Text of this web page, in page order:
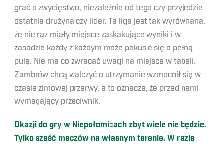
grać o zwycięstwo, niezależnie od tego czy przyjedzie
ostatnia drużyna czy lider. Ta liga jest tak wyrównana,
że nie raz miały miejsce zaskakujące wyniki i w
zasadzie każdy z każdym może pokusić się o pełną
pulę. Nie ma co zwracać uwagi na miejsce w tabeli.
Zambrów chcą walczyć o utrzymanie wzmocnił się w
czasie zimowej przerwy, a to oznacza, że przed nami
wymagający przeciwnik.
Okazji do gry w Niepołomicach zbyt wiele nie będzie.
Tylko sześć meczów na własnym terenie. W razie